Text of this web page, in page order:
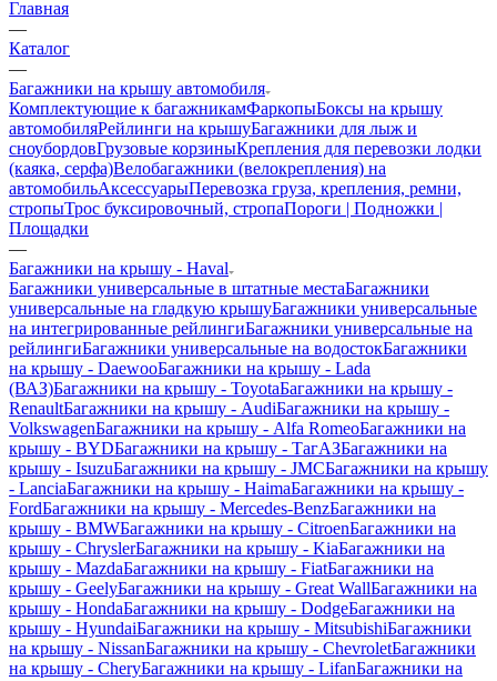
Главная
—
Каталог
—
Багажники на крышу автомобиля
Комплектующие к багажникамФаркопыБоксы на крышу
автомобиляРейлинги на крышуБагажники для лыж и
сноубордовГрузовые корзиныКрепления для перевозки лодки
(каяка, серфа)Велобагажники (велокрепления) на
автомобильАксессуарыПеревозка груза, крепления, ремни,
стропыТрос буксировочный, стропаПороги | Подножки |
Площадки
—
Багажники на крышу - Haval
Багажники универсальные в штатные местаБагажники
универсальные на гладкую крышуБагажники универсальные
на интегрированные рейлингиБагажники универсальные на
рейлингиБагажники универсальные на водостокБагажники
на крышу - DaewooБагажники на крышу - Lada
(ВАЗ)Багажники на крышу - ToyotaБагажники на крышу -
RenaultБагажники на крышу - AudiБагажники на крышу -
VolkswagenБагажники на крышу - Alfa RomeoБагажники на
крышу - BYDБагажники на крышу - ТагАЗБагажники на
крышу - IsuzuБагажники на крышу - JMCБагажники на крышу
- LanciaБагажники на крышу - HaimaБагажники на крышу -
FordБагажники на крышу - Mercedes-BenzБагажники на
крышу - BMWБагажники на крышу - CitroenБагажники на
крышу - ChryslerБагажники на крышу - KiaБагажники на
крышу - MazdaБагажники на крышу - FiatБагажники на
крышу - GeelyБагажники на крышу - Great WallБагажники на
крышу - HondaБагажники на крышу - DodgeБагажники на
крышу - HyundaiБагажники на крышу - MitsubishiБагажники
на крышу - NissanБагажники на крышу - ChevroletБагажники
на крышу - CheryБагажники на крышу - LifanБагажники на